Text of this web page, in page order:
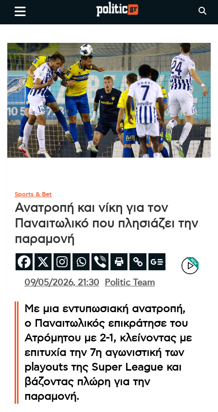
Skip
Ειδήσεις απο τη
Θεσσαλονίκη, την Ελλάδα και
όλο τον Κόσμο
politic.gr
Sports & Bet
Ανατροπή και νίκη για τον
Παναιτωλικό που πλησιάζει την
παραμονή
09/05/2026, 21:30 Politic Team
Με μια εντυπωσιακή ανατροπή,
ο Παναιτωλικός επικράτησε του
Ατρόμητου με 2-1, κλείνοντας με
επιτυχία την 7η αγωνιστική των
playouts της Super League και
βάζοντας πλώρη για την
παραμονή.